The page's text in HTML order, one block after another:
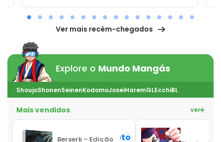
Ver mais recém-chegados
Explore o Mundo Mangás
ShoujoShonenSeinenKodomoJoseiHaremGLEcchiBL
Mais vendidos ver mais
Berserk - EdiçãoFavorito